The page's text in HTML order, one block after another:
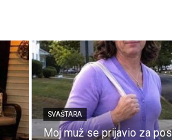
SVAŠTARA
Moj muž se prijavio za